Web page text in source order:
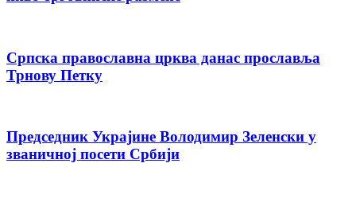
Српска православна црква данас прославља
Трнову Петку
Председник Украјине Володимир Зеленски у
званичној посети Србији